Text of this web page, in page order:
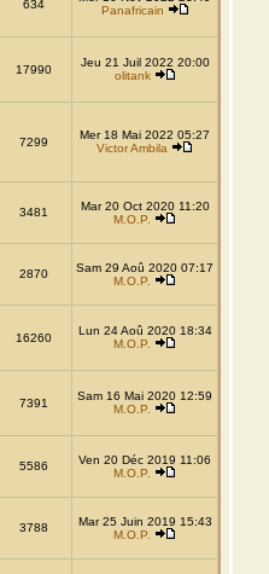
634
Panafricain
17990
Jeu 21 Juil 2022 20:00
olitank
7299
Mer 18 Mai 2022 05:27
Victor Ambila
3481
Mar 20 Oct 2020 11:20
M.O.P.
2870
Sam 29 Aoû 2020 07:17
M.O.P.
16260
Lun 24 Aoû 2020 18:34
M.O.P.
7391
Sam 16 Mai 2020 12:59
M.O.P.
5586
Ven 20 Déc 2019 11:06
M.O.P.
3788
Mar 25 Juin 2019 15:43
M.O.P.